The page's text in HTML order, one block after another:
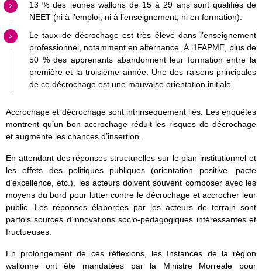
13 % des jeunes wallons de 15 à 29 ans sont qualifiés de
NEET (ni à l’emploi, ni à l’enseignement, ni en formation).
Le taux de décrochage est très élevé dans l’enseignement
professionnel, notamment en alternance. À l’IFAPME, plus de
50 % des apprenants abandonnent leur formation entre la
première et la troisième année. Une des raisons principales
de ce décrochage est une mauvaise orientation initiale.
Accrochage et décrochage sont intrinsèquement liés. Les enquêtes
montrent qu’un bon accrochage réduit les risques de décrochage
et augmente les chances d’insertion.
En attendant des réponses structurelles sur le plan institutionnel et
les effets des politiques publiques (orientation positive, pacte
d’excellence, etc.), les acteurs doivent souvent composer avec les
moyens du bord pour lutter contre le décrochage et accrocher leur
public. Les réponses élaborées par les acteurs de terrain sont
parfois sources d’innovations socio-pédagogiques intéressantes et
fructueuses.
En prolongement de ces réflexions, les Instances de la région
wallonne ont été mandatées par la Ministre Morreale pour